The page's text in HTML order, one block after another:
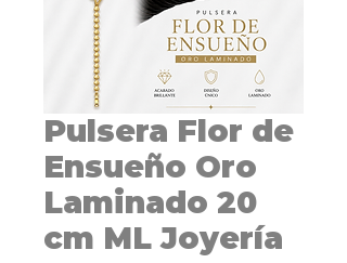
Pulsera Flor de
Ensueño Oro
Laminado 20
cm ML Joyería